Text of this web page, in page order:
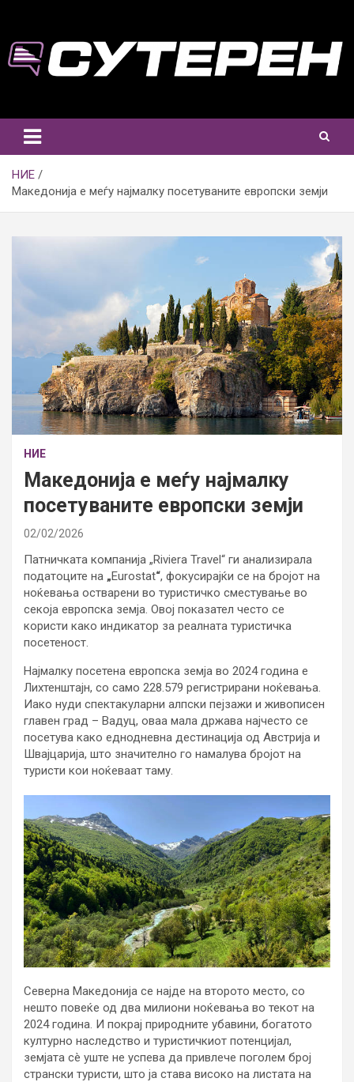
content
НИЕ
Македонија е меѓу најмалку посетуваните европски земји
НИЕ
Македонија е меѓу најмалку
посетуваните европски земји
02/02/2026
Патничката компанија „Riviera Travel“ ги анализирала
податоците на „Eurostat“, фокусирајќи се на бројот на
ноќевања остварени во туристичко сместување во
секоја европска земја. Овој показател често се
користи како индикатор за реалната туристичка
посетеност.
Најмалку посетена европска земја во 2024 година е
Лихтенштајн, со само 228.579 регистрирани ноќевања.
Иако нуди спектакуларни алпски пејзажи и живописен
главен град – Вадуц, оваа мала држава најчесто се
посетува како еднодневна дестинација од Австрија и
Швајцарија, што значително го намалува бројот на
туристи кои ноќеваат таму.
Северна Македонија се најде на второто место, со
нешто повеќе од два милиони ноќевања во текот на
2024 година. И покрај природните убавини, богатото
културно наследство и туристичкиот потенцијал,
земјата сè уште не успева да привлече поголем број
странски туристи, што ја става високо на листата на